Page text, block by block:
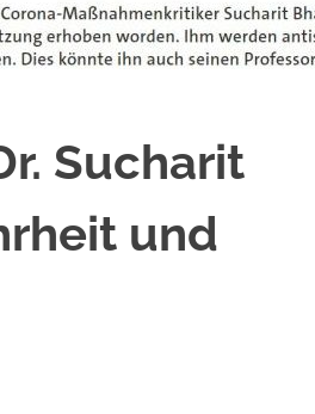
Sucharit
und